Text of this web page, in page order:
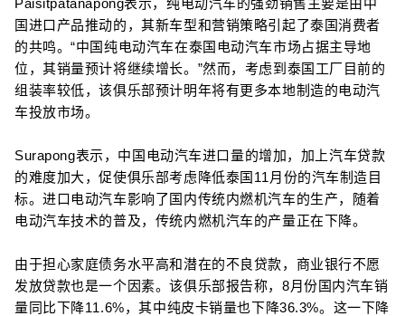
国进口产品推动的，其新车型和营销策略引起了泰国消费者
的共鸣。“中国纯电动汽车在泰国电动汽车市场占据主导地
位，其销量预计将继续增长。”然而，考虑到泰国工厂目前的
组装率较低，该俱乐部预计明年将有更多本地制造的电动汽
车投放市场。
Surapong表示，中国电动汽车进口量的增加，加上汽车贷款
的难度加大，促使俱乐部考虑降低泰国11月份的汽车制造目
标。进口电动汽车影响了国内传统内燃机汽车的生产，随着
电动汽车技术的普及，传统内燃机汽车的产量正在下降。
由于担心家庭债务水平高和潜在的不良贷款，商业银行不愿
发放贷款也是一个因素。该俱乐部报告称，8月份国内汽车销
量同比下降11.6%，其中纯皮卡销量也下降36.3%。这一下降